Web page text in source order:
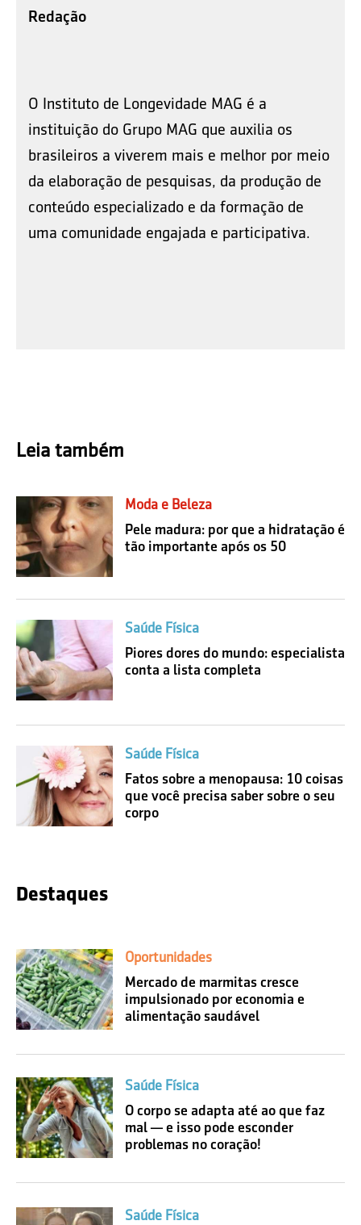
Redação
O Instituto de Longevidade MAG é a
instituição do Grupo MAG que auxilia os
brasileiros a viverem mais e melhor por meio
da elaboração de pesquisas, da produção de
conteúdo especializado e da formação de
uma comunidade engajada e participativa.
Leia também
Moda e Beleza
Pele madura: por que a hidratação é
tão importante após os 50
Saúde Física
Piores dores do mundo: especialista
conta a lista completa
Saúde Física
Fatos sobre a menopausa: 10 coisas
que você precisa saber sobre o seu
corpo
Destaques
Oportunidades
Mercado de marmitas cresce
impulsionado por economia e
alimentação saudável
Saúde Física
O corpo se adapta até ao que faz
mal — e isso pode esconder
problemas no coração!
Saúde Física